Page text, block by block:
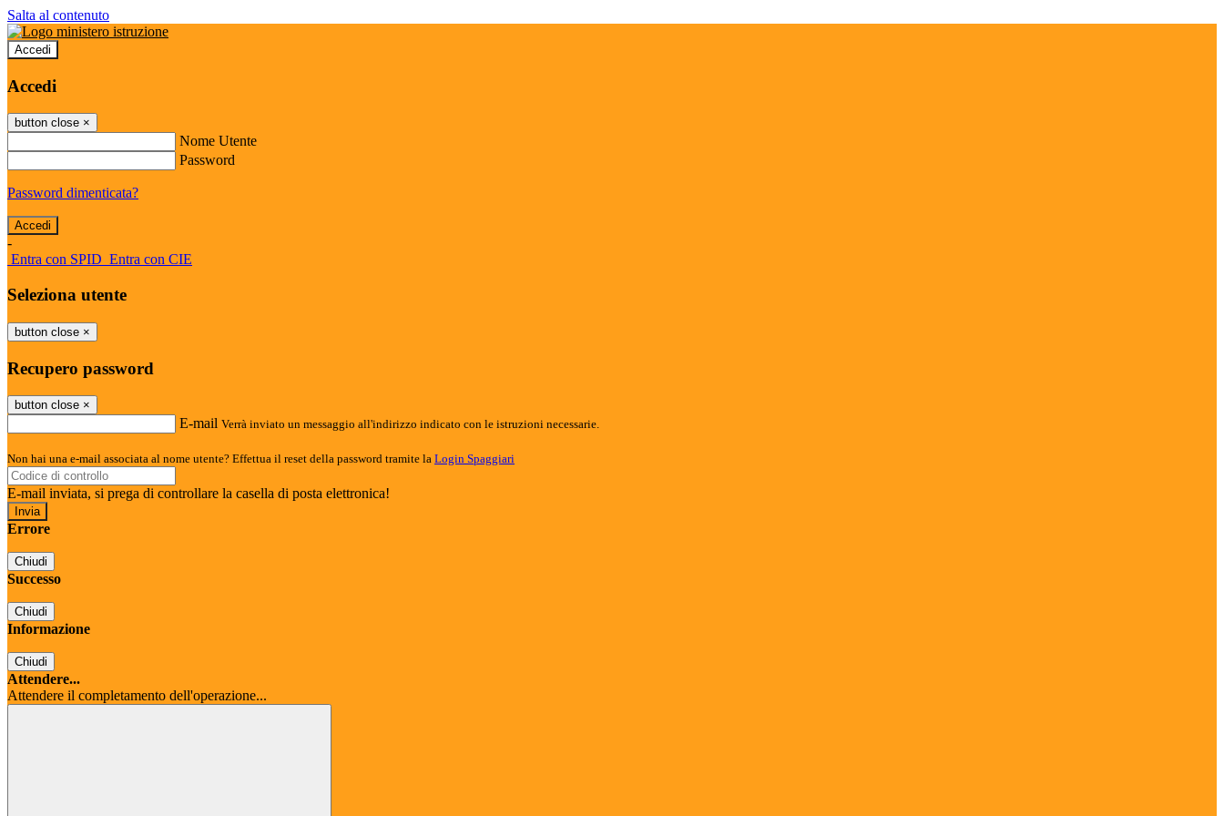
Salta al contenuto
Accedi
Accedi
button close ×
Nome Utente
Password
Password dimenticata?
-
Entra con SPID Entra con CIE
Seleziona utente
button close ×
Recupero password
button close ×
E-mail Verrà inviato un messaggio all'indirizzo indicato con le istruzioni necessarie.
Non hai una e-mail associata al nome utente? Effettua il reset della password tramite la Login Spaggiari
E-mail inviata, si prega di controllare la casella di posta elettronica!
Errore
Chiudi
Successo
Chiudi
Informazione
Chiudi
Attendere...
Attendere il completamento dell'operazione...